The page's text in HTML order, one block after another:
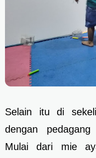
Selain itu di
dengan
Mulai dari mie